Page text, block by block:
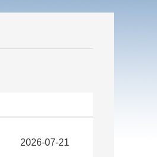
2026-07-21